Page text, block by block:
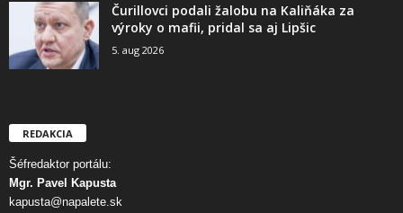
Čurillovci podali žalobu na Kaliňáka za
výroky o mafii, pridal sa aj Lipšic
5. aug 2026
REDAKCIA
Šéfredaktor portálu:
Mgr. Pavel Kapusta
kapusta@napalete.sk